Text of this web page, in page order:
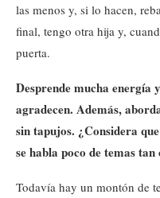
las menos y, si lo hacen,
final, tengo otra hija y,
puerta.
Desprende mucha energía
agradecen. Además,
sin tapujos. ¿Considera
se habla poco de temas tan
Todavía hay un montón de